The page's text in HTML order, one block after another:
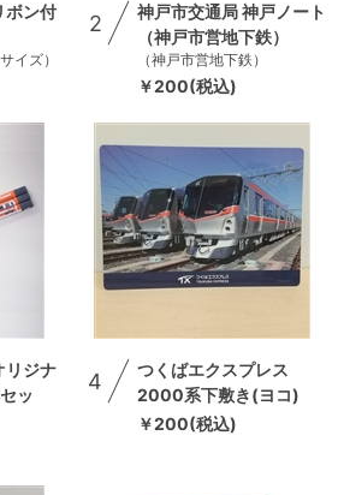
ボン付
イズ）
2
神戸市交通局 神戸ノート
（神戸市営地下鉄）
（神戸市営地下鉄）
￥200(税込)
ジナ
ッ
4
つくばエクスプレス
2000系下敷き(ヨコ)
￥200(税込)